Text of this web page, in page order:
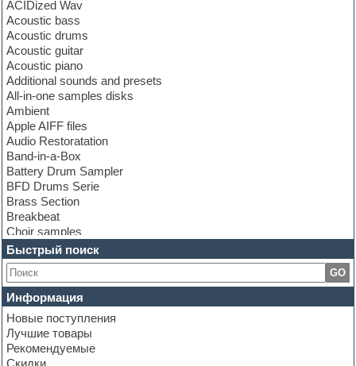
ACIDized Wav
Acoustic bass
Acoustic drums
Acoustic guitar
Acoustic piano
Additional sounds and presets
All-in-one samples disks
Ambient
Apple AIFF files
Audio Restoratation
Band-in-a-Box
Battery Drum Sampler
BFD Drums Serie
Brass Section
Breakbeat
Choir samples
Chris Hein Samples
Cinematic samples
Club bass
Club leads
Club sounds
Construction kits
Convolution
Cubase
Быстрый поиск
GO
Информация
Новые поступления
Лучшие товары
Рекомендуемые
Скидки